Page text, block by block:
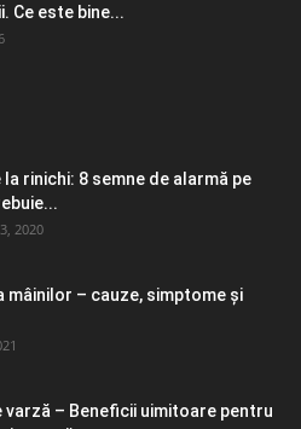
Ce este bine...
la rinichi: 8 semne de alarmă pe
2020
mâinilor – cauze, simptome și
varză – Beneficii uimitoare pentru